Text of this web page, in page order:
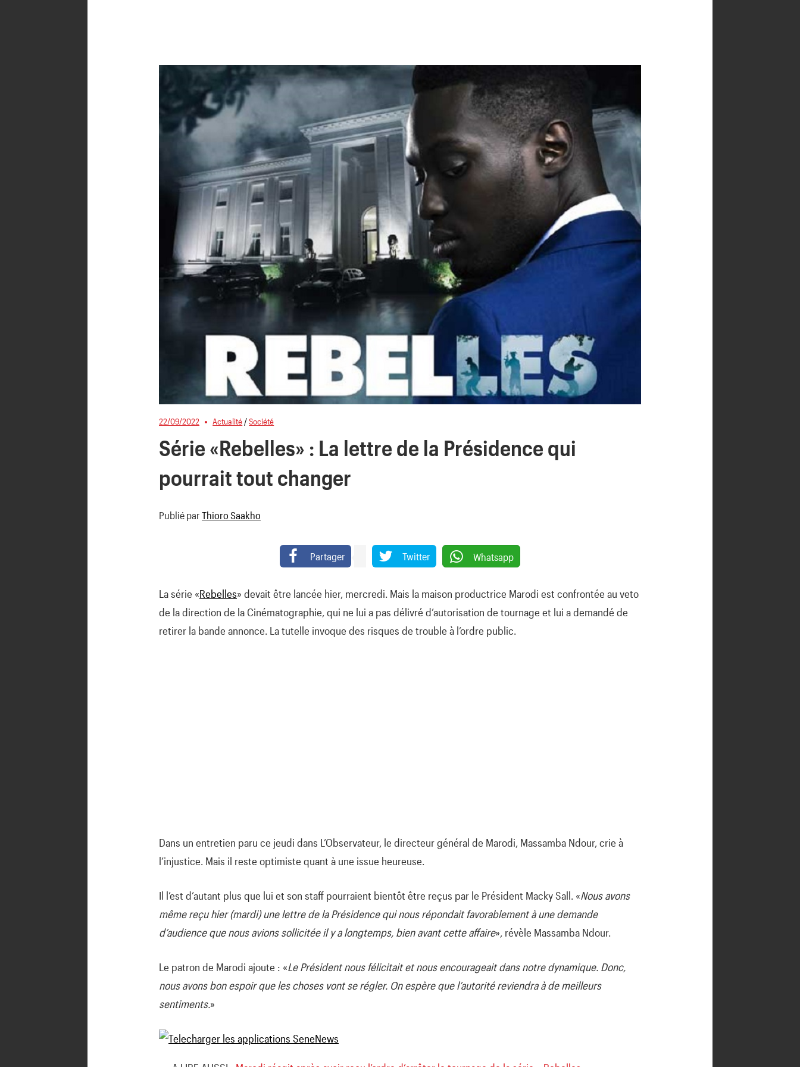
22/09/2022 Actualité /Société
Série «Rebelles» : La lettre de la Présidence qui
pourrait tout changer
Publié par Thioro Saakho
Partager Twitter Whatsapp
La série «Rebelles» devait être lancée hier, mercredi. Mais la maison productrice Marodi est confrontée au veto
de la direction de la Cinématographie, qui ne lui a pas délivré d’autorisation de tournage et lui a demandé de
retirer la bande annonce. La tutelle invoque des risques de trouble à l’ordre public.
Dans un entretien paru ce jeudi dans L’Observateur, le directeur général de Marodi, Massamba Ndour, crie à
l’injustice. Mais il reste optimiste quant à une issue heureuse.
Il l’est d’autant plus que lui et son staff pourraient bientôt être reçus par le Président Macky Sall. «Nous avons
même reçu hier (mardi) une lettre de la Présidence qui nous répondait favorablement à une demande
d’audience que nous avions sollicitée il y a longtemps, bien avant cette affaire», révèle Massamba Ndour.
Le patron de Marodi ajoute : «Le Président nous félicitait et nous encourageait dans notre dynamique. Donc,
nous avons bon espoir que les choses vont se régler. On espère que l’autorité reviendra à de meilleurs
sentiments.»